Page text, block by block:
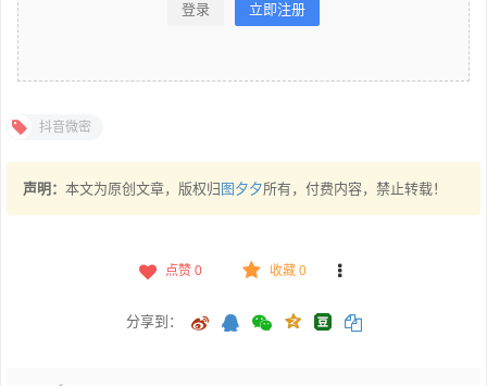
登录 立即注册
抖音微密
声明： 本文为原创文章，版权归 图夕夕所有，付费内容，禁止转载！
点赞 0 收藏 0
分享到：